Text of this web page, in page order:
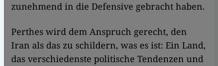
zunehmend in die Defensive gebracht haben.
Perthes wird dem Anspruch gerecht, den
Iran als das zu schildern, was es ist: Ein Land,
das verschiedenste politische Tendenzen und